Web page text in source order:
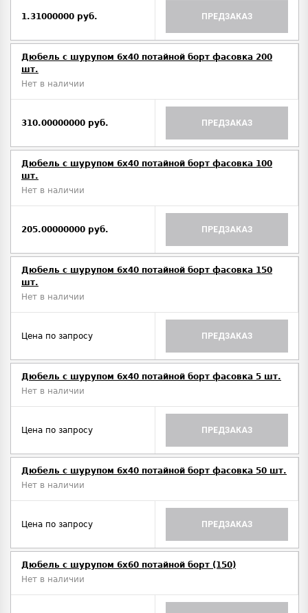
1.31000000 руб. ПРЕДЗАКАЗ
Дюбель с шурупом 6х40 потайной борт фасовка 200
шт.
Нет в наличии
310.00000000 руб. ПРЕДЗАКАЗ
Дюбель с шурупом 6х40 потайной борт фасовка 100
шт.
Нет в наличии
205.00000000 руб. ПРЕДЗАКАЗ
Дюбель с шурупом 6х40 потайной борт фасовка 150
шт.
Нет в наличии
Цена по запросу ПРЕДЗАКАЗ
Дюбель с шурупом 6х40 потайной борт фасовка 5 шт.
Нет в наличии
Цена по запросу ПРЕДЗАКАЗ
Дюбель с шурупом 6х40 потайной борт фасовка 50 шт.
Нет в наличии
Цена по запросу ПРЕДЗАКАЗ
Дюбель с шурупом 6х60 потайной борт (150)
Нет в наличии